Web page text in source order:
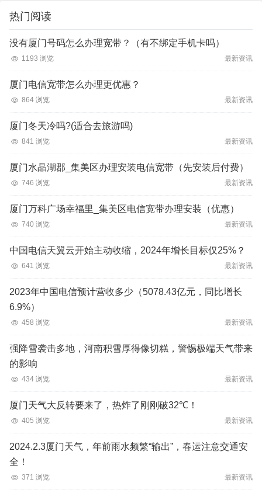
热门阅读
没有厦门号码怎么办理宽带？（有不绑定手机卡吗）
1193 浏览 最新资讯
厦门电信宽带怎么办理更优惠？
864 浏览 最新资讯
厦门冬天冷吗?(适合去旅游吗)
841 浏览 最新资讯
厦门水晶湖郡_集美区办理安装电信宽带（先安装后付费）
746 浏览 最新资讯
厦门万科广场幸福里_集美区电信宽带办理安装（优惠）
740 浏览 最新资讯
中国电信天翼云开始主动收缩，2024年增长目标仅25%？
641 浏览 最新资讯
2023年中国电信预计营收多少（5078.43亿元，同比增长
6.9%）
458 浏览 最新资讯
强降雪袭击多地，河南积雪厚得像切糕，警惕极端天气带来
的影响
434 浏览 最新资讯
厦门天气大反转要来了，热炸了刚刚破32℃！
405 浏览 最新资讯
2024.2.3厦门天气，年前雨水频繁“输出”，春运注意交通安
全！
371 浏览 最新资讯